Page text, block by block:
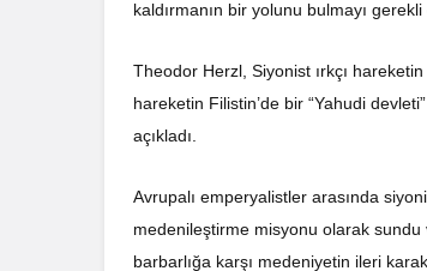
kaldırmanın bir yolunu bulmayı
Theodor Herzl, Siyonist ırkçı
hareketin Filistin’de bir “Yahudi
açıkladı.
Avrupalı emperyalistler arasında
medenileştirme misyonu olarak sundu
barbarlığa karşı medeniyetin ileri